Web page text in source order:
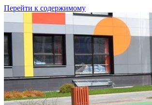
Перейти к содержимому